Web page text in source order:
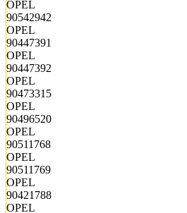
OPEL
90542942
OPEL
90447391
OPEL
90447392
OPEL
90473315
OPEL
90496520
OPEL
90511768
OPEL
90511769
OPEL
90421788
OPEL